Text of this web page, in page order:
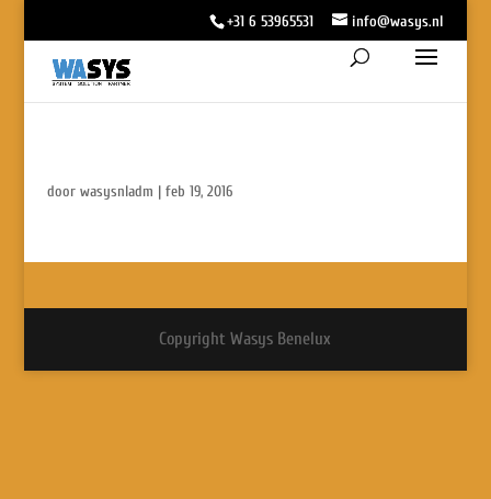
+31 6 53965531 info@wasys.nl
door wasysnladm | feb 19, 2016
Copyright Wasys Benelux